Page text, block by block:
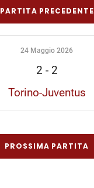
PARTITA PRECEDENTE
24 Maggio 2026
2 - 2
Torino-Juventus
PROSSIMA PARTITA